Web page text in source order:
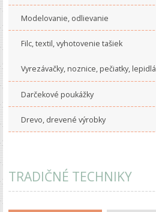
Modelovanie, odlievanie
Filc, textil, vyhotovenie tašiek
Vyrezávačky, noznice, pečiatky, lepidlá
Darčekové poukážky
Drevo, drevené výrobky
TRADIČNÉ TECHNIKY